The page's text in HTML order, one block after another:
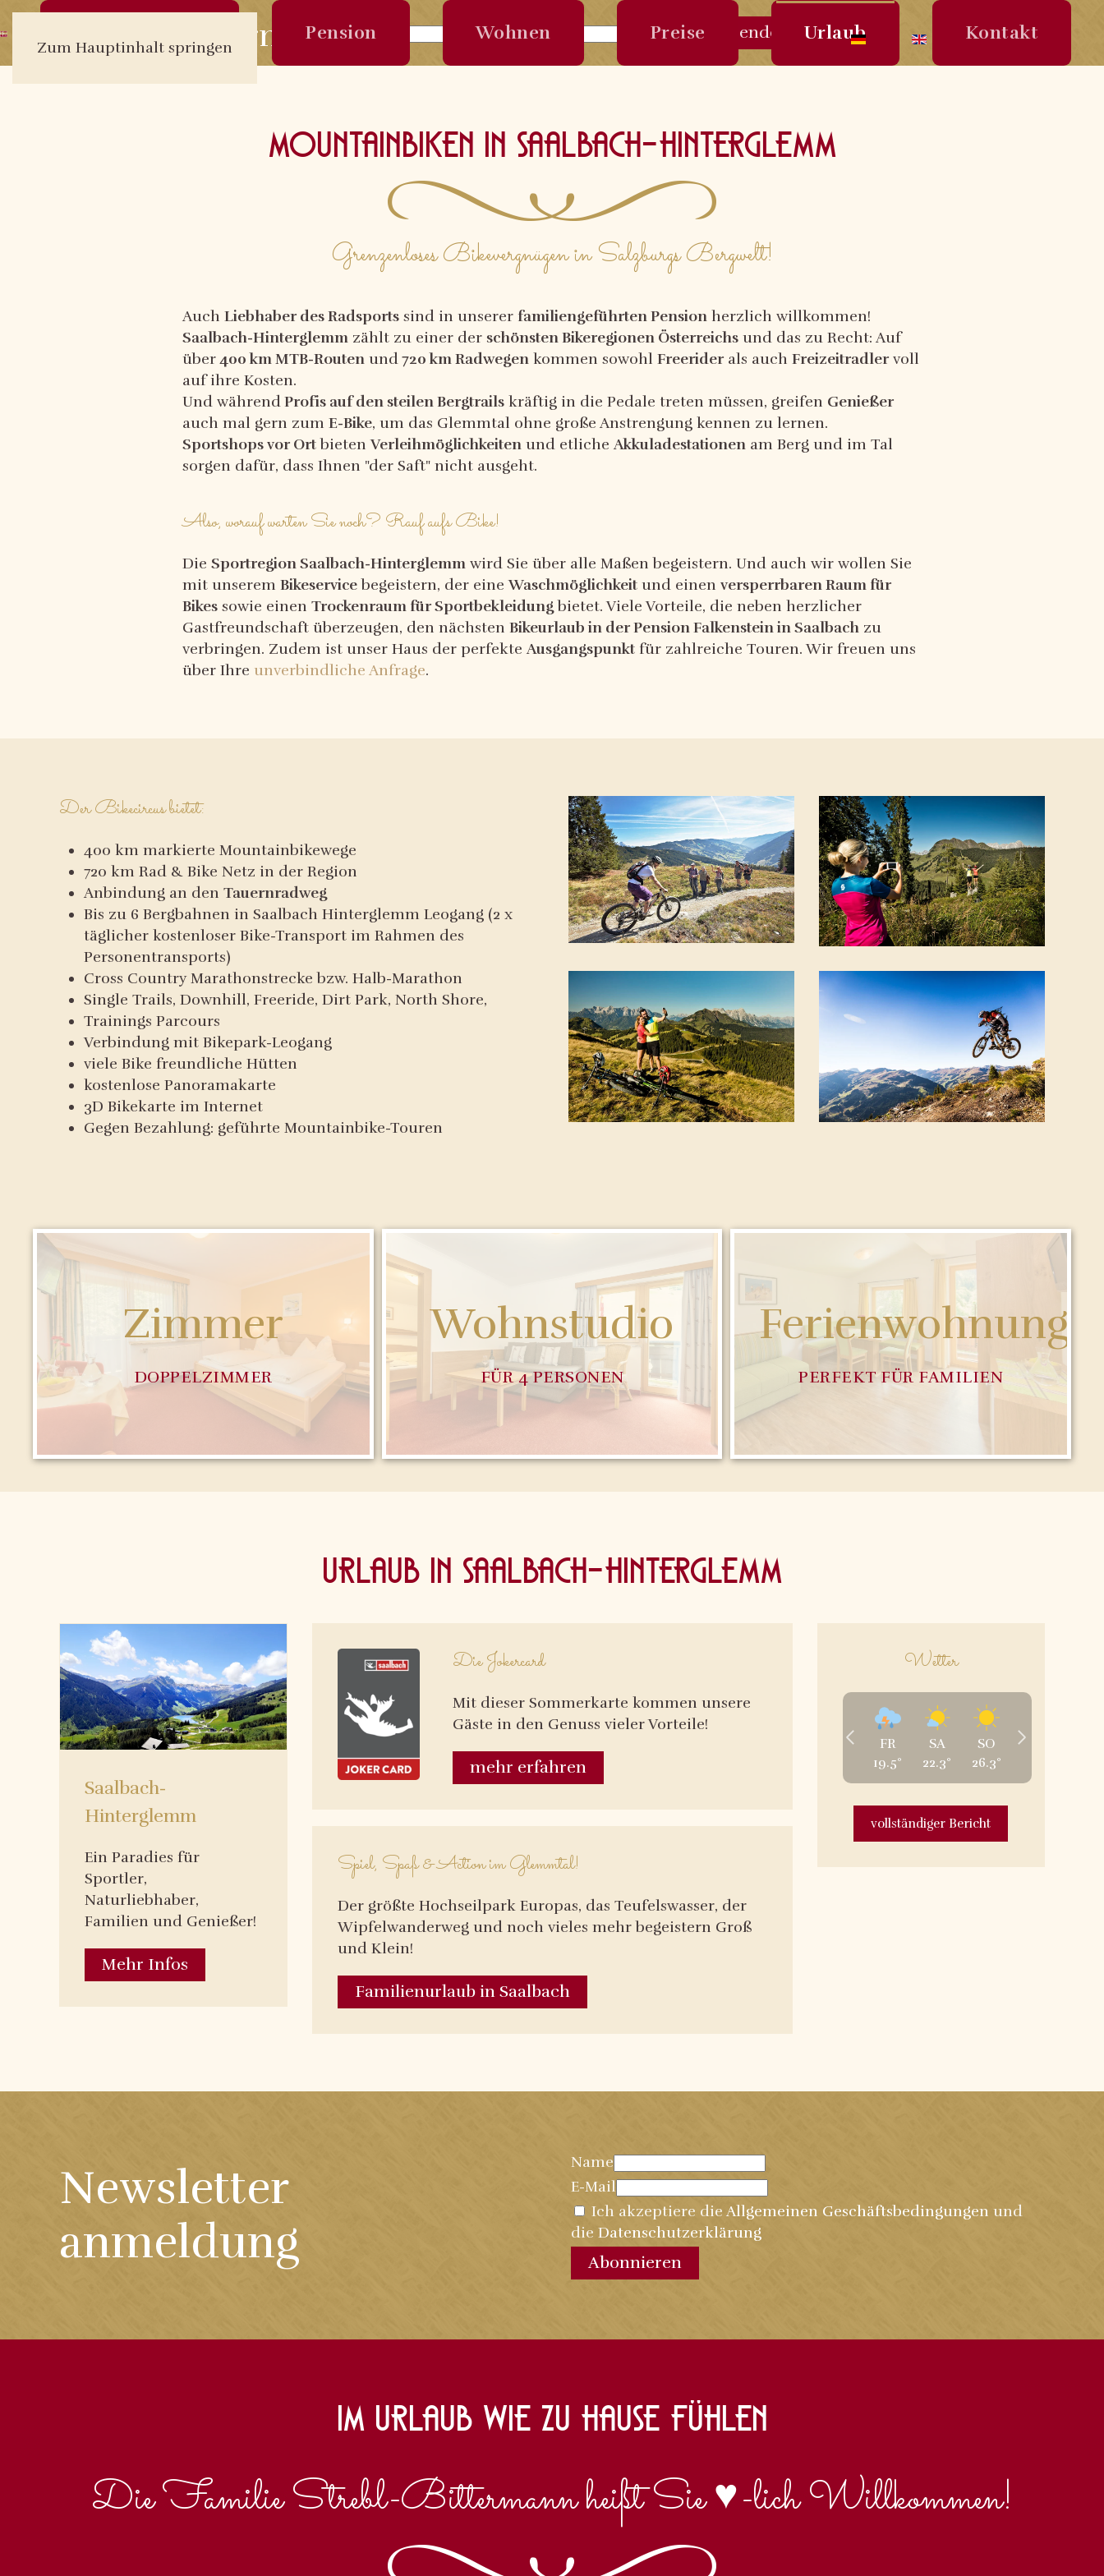
Zum Hauptinhalt springen
Pension Wohnen Preise Urlaub Kontakt
Urlaub sichern: Anfrage senden
Mountainbiken in Saalbach-Hinterglemm
Grenzenloses Bikevergnügen in Salzburgs Bergwelt!
Auch Liebhaber des Radsports sind in unserer familiengeführten Pension herzlich willkommen!
Saalbach-Hinterglemm zählt zu einer der schönsten Bikeregionen Österreichs und das zu Recht: Auf
über400 km MTB-Routen und720 km Radwegen kommen sowohl Freerider als auch Freizeitradler voll
auf ihre Kosten.
Und währendProfis auf den steilen Bergtrails kräftig in die Pedale treten müssen, greifen Genießer
auch mal gern zum E-Bike, um das Glemmtal ohne große Anstrengung kennen zu lernen.
Sportshops vor OrtbietenVerleihmöglichkeiten und etlicheAkkuladestationen am Berg und im Tal
sorgen dafür, dass Ihnen "der Saft" nicht ausgeht.
Also, worauf warten Sie noch? Rauf aufs Bike!
Die Sportregion Saalbach-Hinterglemm wird Sie über alle Maßen begeistern. Und auch wir wollen Sie
mit unserem Bikeservicebegeistern, der eineWaschmöglichkeit und einen versperrbaren Raum für
Bikes sowie einen Trockenraum für Sportbekleidungbietet. Viele Vorteile, die neben herzlicher
Gastfreundschaft überzeugen, den nächsten Bikeurlaub in der Pension Falkenstein in Saalbach zu
verbringen. Zudem ist unser Haus der perfekteAusgangspunkt für zahlreiche Touren. Wir freuen uns
über Ihre unverbindliche Anfrage.
Der Bikecircus bietet:
400 km markierte Mountainbikewege
720 km Rad & Bike Netz in der Region
Anbindung an den Tauernradweg
Bis zu 6 Bergbahnen in Saalbach Hinterglemm Leogang (2 x
täglicher kostenloser Bike-Transport im Rahmen des
Personentransports)
Cross Country Marathonstrecke bzw. Halb-Marathon
Single Trails, Downhill, Freeride, Dirt Park, North Shore,
Trainings Parcours
Verbindung mit Bikepark-Leogang
viele Bike freundliche Hütten
kostenlose Panoramakarte
3D Bikekarte im Internet
Gegen Bezahlung: geführte Mountainbike-Touren
Zimmer
DOPPELZIMMER
Wohnstudio
FÜR 4 PERSONEN
Ferienwohnung
PERFEKT FÜR FAMILIEN
Urlaub in Saalbach-Hinterglemm
Saalbach-
Hinterglemm
Ein Paradies für
Sportler,
Naturliebhaber,
Familien und Genießer!
Mehr Infos
Die Jokercard
Mit dieser Sommerkarte kommen unsere
Gäste in den Genuss vieler Vorteile!
mehr erfahren
Spiel, Spaß & Action im Glemmtal!
Der größte Hochseilpark Europas, das Teufelswasser, der
Wipfelwanderweg und noch vieles mehr begeistern Groß
und Klein!
Familienurlaub in Saalbach
Wetter
FR
19.5°
SA
22.3°
SO
26.3°
vollständiger Bericht
Newsletter
anmeldung
Name
E-Mail
Ich akzeptiere die Allgemeinen Geschäftsbedingungen und
die Datenschutzerklärung
Abonnieren
Im Urlaub wie zu Hause fühlen
Die Familie Strebl-Bittermann heißt Sie♥-lich Willkommen!